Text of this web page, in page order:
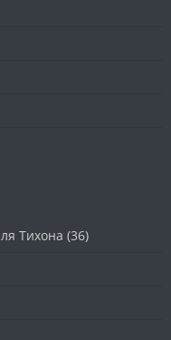
Тихона (36)